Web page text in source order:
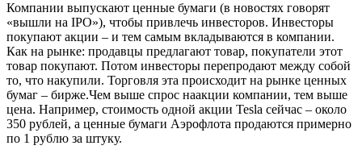
Компании выпускают ценные бумаги (в новостях говорят
«вышли на IPO»), чтобы привлечь инвесторов. Инвесторы
покупают акции – и тем самым вкладываются в компании.
Как на рынке: продавцы предлагают товар, покупатели этот
товар покупают. Потом инвесторы перепродают между собой
то, что накупили. Торговля эта происходит на рынке ценных
бумаг – бирже.Чем выше спрос наакции компании, тем выше
цена. Например, стоимость одной акции Tesla сейчас – около
350 рублей, а ценные бумаги Аэрофлота продаются примерно
по 1 рублю за штуку.